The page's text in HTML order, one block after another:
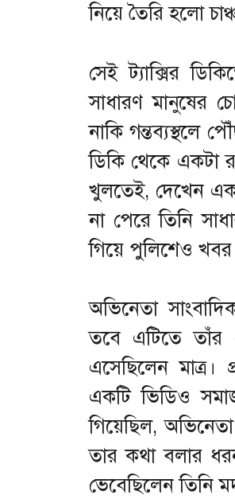
নিয়ে তৈরি হলো
সেই ট্যাক্সির
সাধারণ মানুষের
নাকি গন্তব্যস্থলে
ডিকি থেকে একটা
খুলতেই, দেখেন
না পেরে তিনি
গিয়ে পুলিশেও খবর
অভিনেতা
তবে এটিতে তাঁর
এসেছিলেন মাত্র।
একটি ভিডিও
গিয়েছিল, অভিনেতা
তার কথা বলার
ভেবেছিলেন তিনি